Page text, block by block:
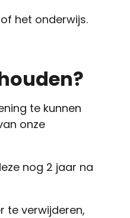
het onderwijs.
te kunnen
onze
nog 2 jaar na
te verwijderen,